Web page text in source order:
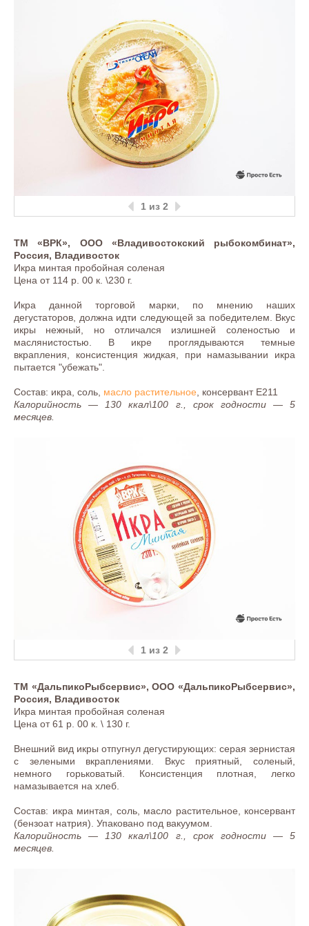
1 из 2
ТМ «ВРК», ООО «Владивостокский рыбокомбинат»,
Россия, Владивосток
Икра минтая пробойная соленая
Цена от 114 р. 00 к. \230 г.
Икра данной торговой марки, по мнению наших
дегустаторов, должна идти следующей за победителем. Вкус
икры нежный, но отличался излишней соленостью и
маслянистостью. В икре проглядываются темные
вкрапления, консистенция жидкая, при намазывании икра
пытается "убежать".
Состав: икра, соль, масло растительное , консервант Е211
Калорийность — 130 ккал\100 г., срок годности — 5
месяцев.
1 из 2
ТМ «ДальпикоРыбсервис», ООО «ДальпикоРыбсервис»,
Россия, Владивосток
Икра минтая пробойная соленая
Цена от 61 р. 00 к. \ 130 г.
Внешний вид икры отпугнул дегустирующих: серая зернистая
с зелеными вкраплениями. Вкус приятный, соленый,
немного горьковатый. Консистенция плотная, легко
намазывается на хлеб.
Состав: икра минтая, соль, масло растительное, консервант
(бензоат натрия). Упаковано под вакуумом.
Калорийность — 130 ккал\100 г., срок годности — 5
месяцев.